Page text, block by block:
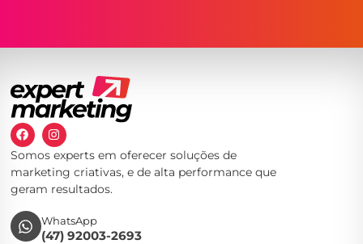
Somos experts em oferecer soluções de
marketing criativas, e de alta performance que
geram resultados.
WhatsApp
(47) 92003-2693